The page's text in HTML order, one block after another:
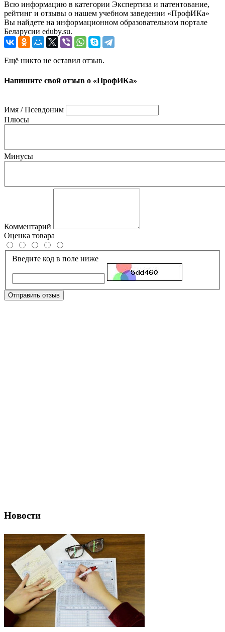
Всю информацию в категории Экспертиза и патентование,
рейтинг и отзывы о нашем учебном заведении «ПрофИКа»
Вы найдете на информационном образовательном портале
Беларусии eduby.su.
Ещё никто не оставил отзыв.
Напишите свой отзыв о «ПрофИКа»
Имя / Псевдоним
Плюсы
Минусы
Комментарий
Оценка товара
Введите код в поле ниже
Отправить отзыв
Новости